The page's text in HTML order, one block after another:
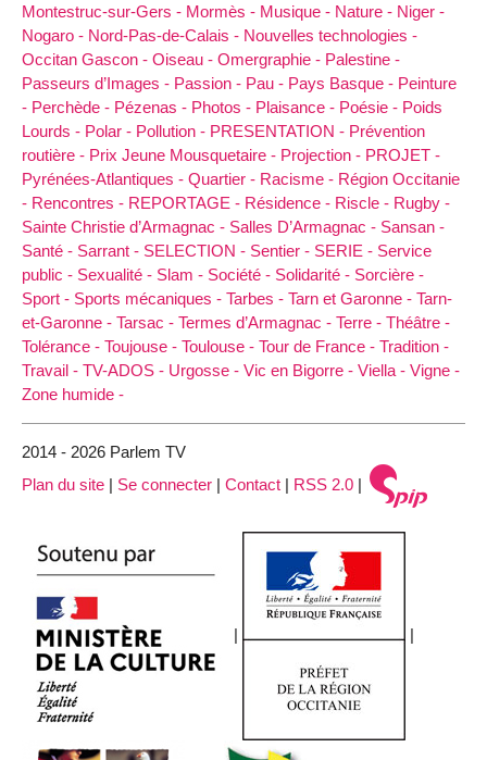
Montestruc-sur-Gers - Mormès - Musique - Nature - Niger -
Nogaro - Nord-Pas-de-Calais - Nouvelles technologies -
Occitan Gascon - Oiseau - Omergraphie - Palestine -
Passeurs d’Images - Passion - Pau - Pays Basque - Peinture
- Perchède - Pézenas - Photos - Plaisance - Poésie - Poids
Lourds - Polar - Pollution - PRESENTATION - Prévention
routière - Prix Jeune Mousquetaire - Projection - PROJET -
Pyrénées-Atlantiques - Quartier - Racisme - Région Occitanie
- Rencontres - REPORTAGE - Résidence - Riscle - Rugby -
Sainte Christie d’Armagnac - Salles D’Armagnac - Sansan -
Santé - Sarrant - SELECTION - Sentier - SERIE - Service
public - Sexualité - Slam - Société - Solidarité - Sorcière -
Sport - Sports mécaniques - Tarbes - Tarn et Garonne - Tarn-
et-Garonne - Tarsac - Termes d’Armagnac - Terre - Théâtre -
Tolérance - Toujouse - Toulouse - Tour de France - Tradition -
Travail - TV-ADOS - Urgosse - Vic en Bigorre - Viella - Vigne -
Zone humide -
2014 - 2026 Parlem TV
Plan du site | Se connecter | Contact | RSS 2.0 |
| |